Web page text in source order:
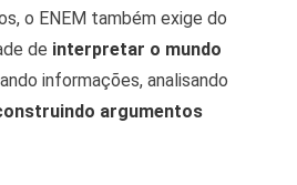
o ENEM também exige do
de interpretar o mundo
informações, analisando
argumentos